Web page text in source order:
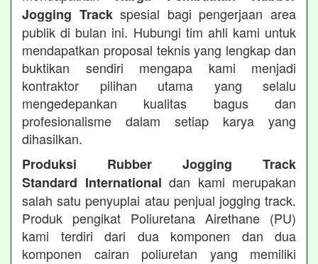
Jogging Trackspesial bagi pengerjaan area
publik di bulan ini. Hubungi tim ahli kami untuk
mendapatkan proposal teknis yang lengkap dan
buktikan sendiri mengapa kami menjadi
kontraktor pilihan utama yang selalu
mengedepankan kualitas bagus dan
profesionalisme dalam setiap karya yang
dihasilkan.
Produksi Rubber Jogging Track
Standard International dan kami merupakan
salah satu penyuplai atau penjual jogging track.
Produk pengikat Poliuretana Airethane (PU)
kami terdiri dari dua komponen dan dua
komponen cairan poliuretan yang memiliki